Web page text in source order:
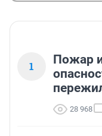
1
Пожар
28 968